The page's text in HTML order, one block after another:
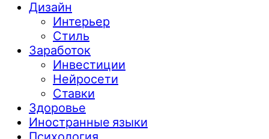
Дизайн
Интерьер
Стиль
Заработок
Инвестиции
Нейросети
Ставки
Здоровье
Иностранные языки